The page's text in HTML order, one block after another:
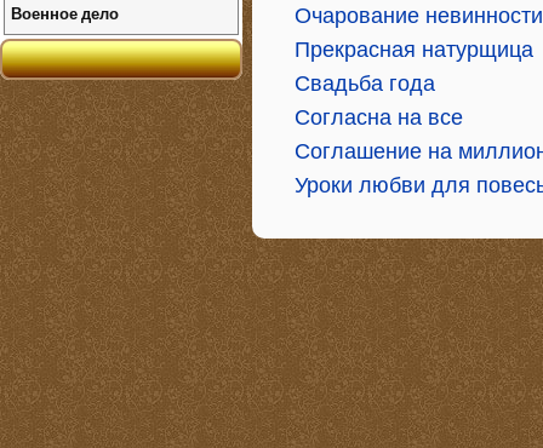
Очарование невинности
Прекрасная натурщица
Свадьба года
Согласна на все
Соглашение на
Уроки любви для
Военное дело